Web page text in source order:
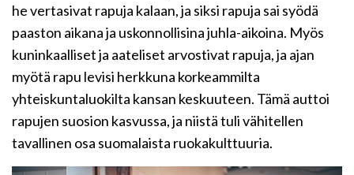
he vertasivat rapuja kalaan, ja siksi rapuja sai syödä
paaston aikana ja uskonnollisina juhla-aikoina. Myös
kuninkaalliset ja aateliset arvostivat rapuja, ja ajan
myötä rapu levisi herkkuna korkeammilta
yhteiskuntaluokilta kansan keskuuteen. Tämä auttoi
rapujen suosion kasvussa, ja niistä tuli vähitellen
tavallinen osa suomalaista ruokakulttuuria.